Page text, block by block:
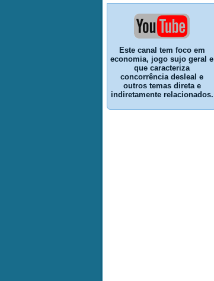
Este canal tem foco em
economia, jogo sujo geral e
que caracteriza
concorrência desleal e
outros temas direta e
indiretamente relacionados.